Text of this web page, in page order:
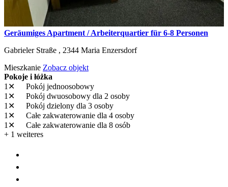
Geräumiges Apartment / Arbeiterquartier für 6-8 Personen
Gabrieler Straße , 2344 Maria Enzersdorf
Mieszkanie Zobacz objekt
Pokoje i łóżka
1✕
Pokój jednoosobowy
1✕
Pokój dwuosobowy dla 2 osoby
1✕
Pokój dzielony dla 3 osoby
1✕
Całe zakwaterowanie dla 4 osoby
1✕
Całe zakwaterowanie dla 8 osób
+ 1 weiteres